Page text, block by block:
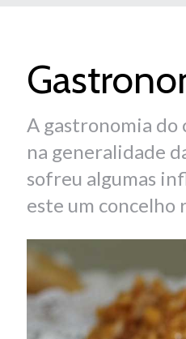
A gastronomia do
na generalidade
sofreu algumas
este um concelho